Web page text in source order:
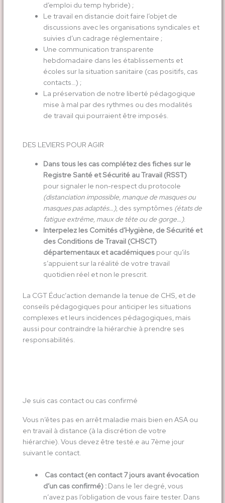
d’emploi du temp hybride) ;
Le travail en distancie doit faire l’objet de
discussions avec les organisations syndicales et
suivies d’un cadrage réglementaire ;
Une communication transparente
hebdomadaire dans les établissements et
écoles sur la situation sanitaire (cas positifs, cas
contacts…) ;
La préservation de notre liberté pédagogique
mise à mal par des rythmes ou des modalités
de travail qui pourraient être imposés.
DES LEVIERS POUR AGIR
Dans tous les cas complétez des fiches sur le
Registre Santé et Sécurité au Travail (RSST)
pour signaler le non-respect du protocole
(distanciation impossible, manque de masques ou
masques pas adaptés…), des symptômes (états de
fatigue extrême, maux de tête ou de gorge…).
Interpelez les Comités d’Hygiène, de Sécurité et
des Conditions de Travail (CHSCT)
départementaux et académiquespour qu’ils
s’appuient sur la réalité de votre travail
quotidien réel et non le prescrit.
La CGT Éduc’action demande la tenue de CHS, et de
conseils pédagogiques pour anticiper les situations
complexes et leurs incidences pédagogiques, mais
aussi pour contraindre la hiérarchie à prendre ses
responsabilités.
Je suis cas contact ou cas confirmé
Vous n’êtes pas en arrêt maladie mais bien en ASA ou
en travail à distance (à la discrétion de votre
hiérarchie). Vous devez être testé.e au 7ème jour
suivant le contact.
Cas contact (en contact 7 jours avant évocation
d’un cas confirmé) : Dans le 1er degré, vous
n’avez pas l’obligation de vous faire tester. Dans